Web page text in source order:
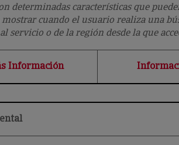
determinadas características que
cuando el usuario realiza una
o de la región desde la que
Información